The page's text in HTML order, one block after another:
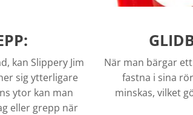
kan Slippery Jim
sig ytterligare
ytor kan man
eller grepp när
När man bärgar
fastna i sina
minskas, vilket